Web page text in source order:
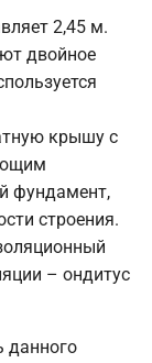
2,45 м.
двойное
крышу с
фундамент,
строения.
– ондитус
данного